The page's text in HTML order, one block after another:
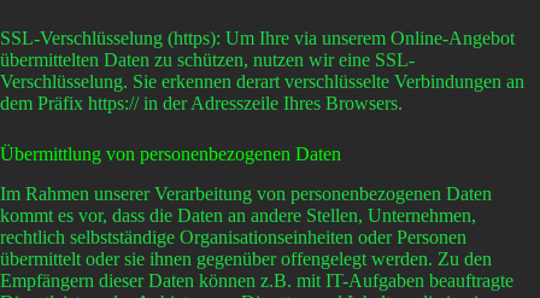
SSL-Verschlüsselung (https): Um Ihre via unserem Online-Angebot
übermittelten Daten zu schützen, nutzen wir eine SSL-
Verschlüsselung. Sie erkennen derart verschlüsselte Verbindungen an
dem Präfix https:// in der Adresszeile Ihres Browsers.
Übermittlung von personenbezogenen Daten
Im Rahmen unserer Verarbeitung von personenbezogenen Daten
kommt es vor, dass die Daten an andere Stellen, Unternehmen,
rechtlich selbstständige Organisationseinheiten oder Personen
übermittelt oder sie ihnen gegenüber offengelegt werden. Zu den
Empfängern dieser Daten können z.B. mit IT-Aufgaben beauftragte